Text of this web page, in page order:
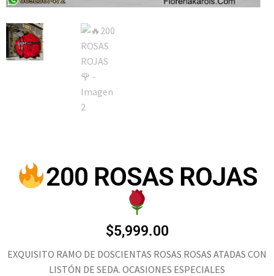
200 ROSAS ROJAS
$5,999.00
EXQUISITO RAMO DE DOSCIENTAS ROSAS ROSAS ATADAS CON
LISTÓN DE SEDA. OCASIONES ESPECIALES